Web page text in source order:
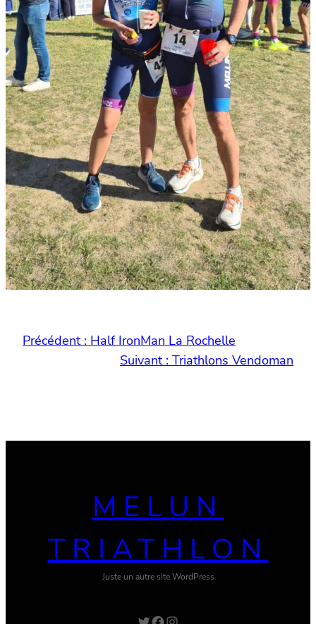
Précédent : Half IronMan La Rochelle
Suivant : Triathlons Vendoman
MELUN
TRIATHLON
Juste un autre site WordPress
Twitter Facebook Instagram